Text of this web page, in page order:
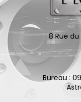
8 Rue du
Bureau :